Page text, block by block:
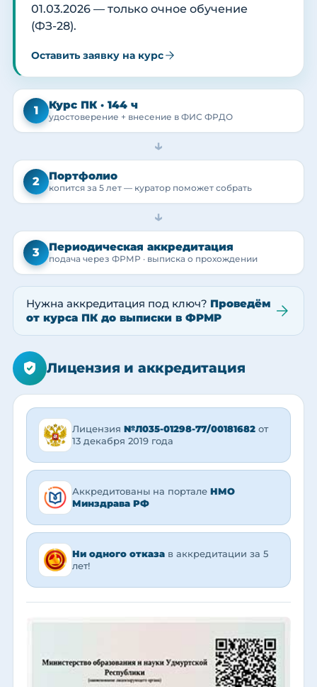
01.03.2026 — только очное обучение
(ФЗ-28).
Оставить заявку на курс
1 Курс ПК · 144 ч
удостоверение + внесение в ФИС ФРДО
→
2 Портфолио
копится за 5 лет — куратор поможет собрать
→
3 Периодическая аккредитация
подача через ФРМР · выписка о прохождении
Нужна аккредитация под ключ? Проведём
от курса ПК до выписки в ФРМР
Лицензия и аккредитация
Лицензия №Л035-01298-77/00181682 от
13 декабря 2019 года
Аккредитованы на портале НМО
Минздрава РФ
Ни одного отказа в аккредитации за 5
лет!